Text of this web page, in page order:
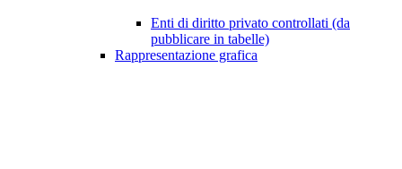
Enti di diritto privato controllati (da
pubblicare in tabelle)
Rappresentazione grafica